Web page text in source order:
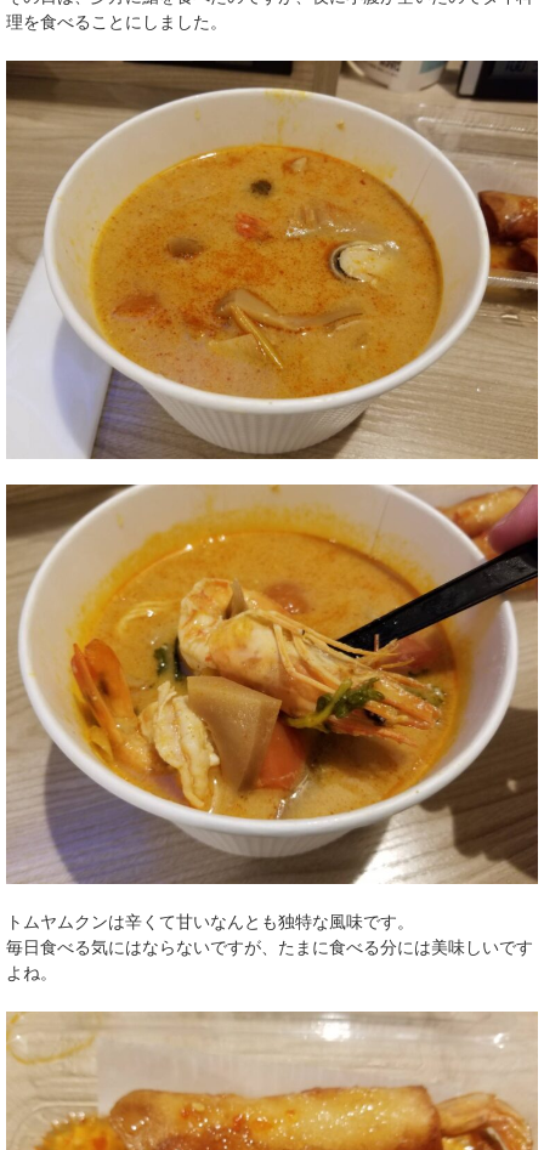
理を食べることにしました。
トムヤムクンは辛くて甘いなんとも独特な風味です。
毎日食べる気にはならないですが、たまに食べる分には美味しいです
よね。